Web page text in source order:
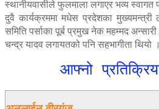
स्थानीयवासीले फुलमाला लगाएर भव्य स्वागत
दुवै कार्यक्रममा मधेस प्रदेशका मुख्यमन्त्री
समिति पर्साका पूर्ब प्रमुख नेक महम्मद
चन्द्र यादव लगायतको पनि सहभागीता थियो ।
आफ्नो